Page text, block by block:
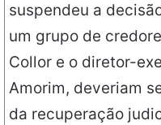
suspendeu a
um grupo de
Collor e o diretor-
Amorim, deveriam
da recuperação